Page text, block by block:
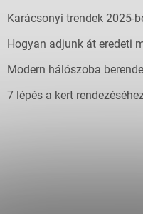
Karácsonyi trendek 2025-
Hogyan adjunk át eredeti
Modern hálószoba
7 lépés a kert